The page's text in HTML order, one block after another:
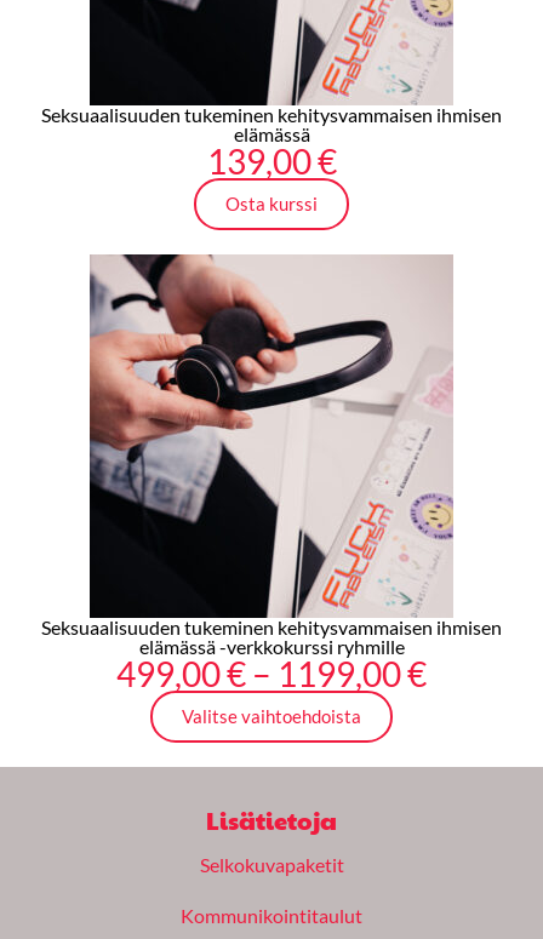
Seksuaalisuuden tukeminen kehitysvammaisen ihmisen
elämässä
139,00€
Osta kurssi
Seksuaalisuuden tukeminen kehitysvammaisen ihmisen
elämässä -verkkokurssi ryhmille
499,00€ – 1199,00€
Valitse vaihtoehdoista
Lisätietoja
Selkokuvapaketit
Kommunikointitaulut